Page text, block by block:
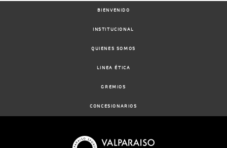
BIENVENIDO
INSTITUCIONAL
QUIENES SOMOS
LINEA ÉTICA
GREMIOS
CONCESIONARIOS